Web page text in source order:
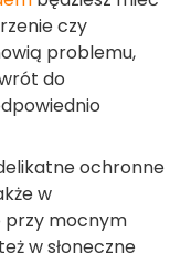
czy
problemu,
do
ochronne
w
przy mocnym
w słoneczne